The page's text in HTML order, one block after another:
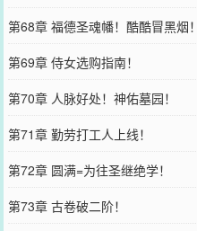
第68章 福德圣魂幡！酷酷冒黑烟！
第69章 侍女选购指南！
第70章 人脉好处！神佑墓园！
第71章 勤劳打工人上线！
第72章 圆满=为往圣继绝学！
第73章 古卷破二阶！